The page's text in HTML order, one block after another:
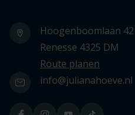
Hoogenboomlaan 42
Renesse 4325 DM
Route planen
info@julianahoeve.nl